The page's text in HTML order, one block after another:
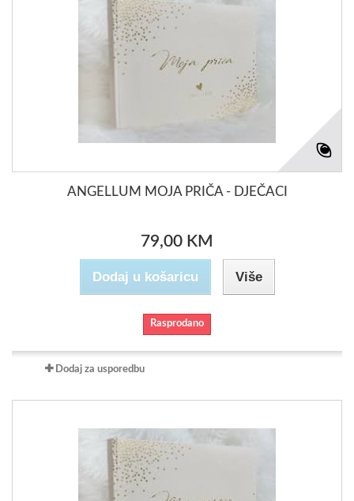
ANGELLUM MOJA PRIČA - DJEČACI
79,00 KM
Dodaj u košaricu Više
Rasprodano
Dodaj za usporedbu